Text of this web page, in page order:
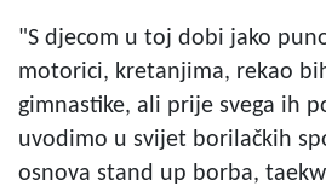
"S djecom u toj dobi jako
motorici, kretanjima, rekao
gimnastike, ali prije svega ih
uvodimo u svijet borilačkih
osnova stand up borba,